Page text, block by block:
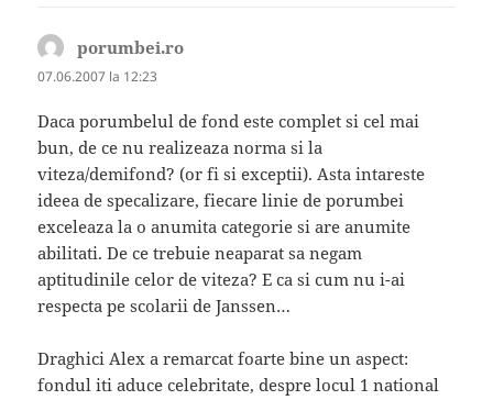
porumbei.ro
07.06.2007 la 12:23
Daca porumbelul de fond este complet si cel mai
bun, de ce nu realizeaza norma si la
viteza/demifond? (or fi si exceptii). Asta intareste
ideea de specalizare, fiecare linie de porumbei
exceleaza la o anumita categorie si are anumite
abilitati. De ce trebuie neaparat sa negam
aptitudinile celor de viteza? E ca si cum nu i-ai
respecta pe scolarii de Janssen…
Draghici Alex a remarcat foarte bine un aspect:
fondul iti aduce celebritate, despre locul 1 national